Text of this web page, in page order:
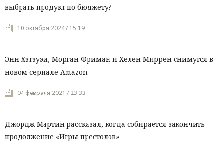
выбрать продукт по бюджету?
10 октября 2024 / 15:19
Энн Хэтэуэй, Морган Фриман и Хелен Миррен снимутся в
новом сериале Amazon
04 февраля 2021 / 23:33
Джордж Мартин рассказал, когда собирается закончить
продолжение «Игры престолов»